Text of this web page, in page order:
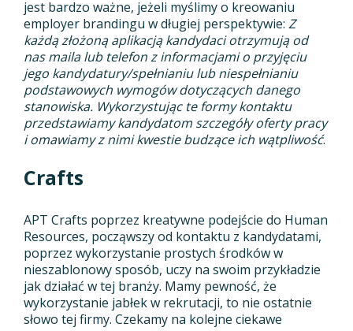
jest bardzo ważne, jeżeli myślimy o kreowaniu
employer brandingu w długiej perspektywie: Z
każdą złożoną aplikacją kandydaci otrzymują od
nas maila lub telefon z informacjami o przyjęciu
jego kandydatury/spełnianiu lub niespełnianiu
podstawowych wymogów dotyczących danego
stanowiska. Wykorzystując te formy kontaktu
przedstawiamy kandydatom szczegóły oferty pracy
i omawiamy z nimi kwestie budzące ich wątpliwość.
Crafts
APT Crafts poprzez kreatywne podejście do Human
Resources, począwszy od kontaktu z kandydatami,
poprzez wykorzystanie prostych środków w
nieszablonowy sposób, uczy na swoim przykładzie
jak działać w tej branży. Mamy pewność, że
wykorzystanie jabłek w rekrutacji, to nie ostatnie
słowo tej firmy. Czekamy na kolejne ciekawe